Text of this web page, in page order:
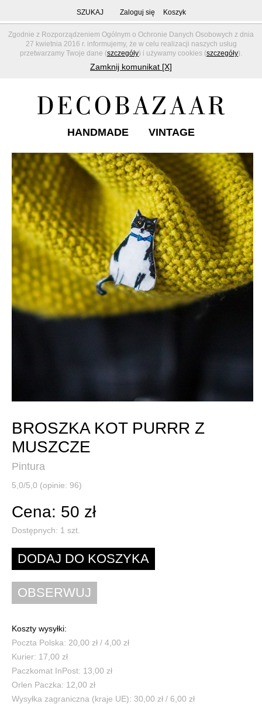
Zgodnie z Rozporządzeniem Ogólnym o Ochronie Danych Osobowych z dnia
27 kwietnia 2016 r. informujemy, że w celu realizacji naszych usług
przetwarzamy Twoje dane (szczegóły) i używamy cookies (szczegóły).
Zamknij komunikat [X]
SZUKAJ Zaloguj się Koszyk
HANDMADE VINTAGE
BROSZKA KOT PURRR Z
MUSZCZE
Pintura
5,0/5,0 (opinie: 96)
Cena: 50 zł
Dostępnych: 1 szt.
Koszty wysyłki:
Poczta Polska: 20,00 zł / 4,00 zł
Kurier: 17,00 zł
Paczkomat InPost: 13,00 zł
Orlen Paczka: 12,00 zł
Wysyłka zagraniczna (kraje UE): 30,00 zł / 6,00 zł